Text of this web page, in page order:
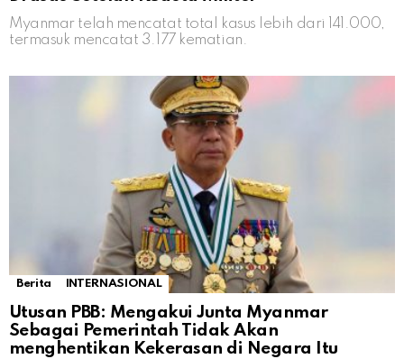
Myanmar telah mencatat total kasus lebih dari 141.000,
termasuk mencatat 3.177 kematian.
Berita INTERNASIONAL
Utusan PBB: Mengakui Junta Myanmar
Sebagai Pemerintah Tidak Akan
menghentikan Kekerasan di Negara Itu